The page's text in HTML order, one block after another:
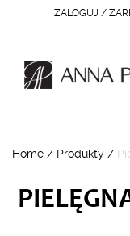
ZALOGUJ /
Home / Produkty /